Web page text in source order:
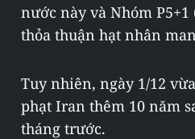
nước này và Nhóm
thỏa thuận hạt nhân
Tuy nhiên, ngày 1/12
phạt Iran thêm 10 năm
tháng trước.